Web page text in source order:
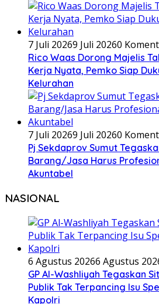
7 Juli 20269 Juli 20260
Rico Waas Dorong Majelis
Kerja Nyata, Pemko Siap
Kelurahan
7 Juli 20269 Juli 20260
Pj Sekdaprov Sumut
Barang/Jasa Harus
Akuntabel
NASIONAL
6 Agustus 20266 Agustus
GP Al-Washliyah Tegaskan
Publik Tak Terpancing Isu
Kapolri